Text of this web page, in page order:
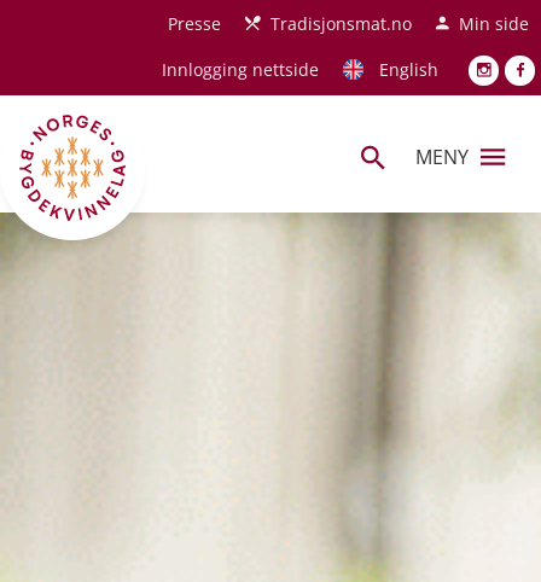
Hopp til hovedinnholdPresse Tradisjonsmat.no
Min side
Innlogging nettside
English
MENY